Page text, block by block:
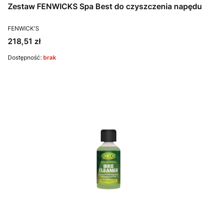
Zestaw FENWICKS Spa Best do czyszczenia napędu
PRODUCENT
FENWICK'S
Cena
218,51 zł
Dostępność: brak